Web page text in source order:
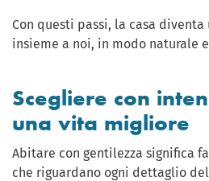
Con questi passi, la casa diventa
insieme a noi, in modo naturale
Scegliere con
una vita migliore
Abitare con gentilezza significa
che riguardano ogni dettaglio